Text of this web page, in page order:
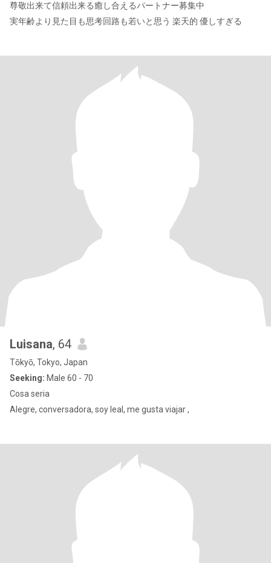
尊敬出来て信頼出来る癒し合えるパートナー募集中
実年齢より見た目も思考回路も若いと思う 楽天的 優しすぎる
Luisana, 64
Tōkyō, Tokyo, Japan
Seeking: Male 60 - 70
Cosa seria
Alegre, conversadora, soy leal, me gusta viajar ,